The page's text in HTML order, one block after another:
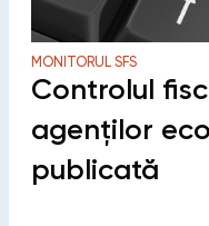
MONITORUL SFS
Controlul
agenților
publicată